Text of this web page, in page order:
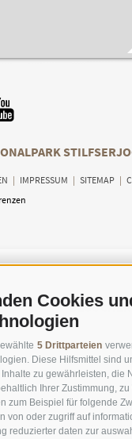
Cookies
5 Drittparteien
Diese Hilfsmittel sind
zu gewährleisten, die
Ihrer Zustimmung,
zum Beispiel für folgende
von oder zugriff auf
reduzierter daten zur
| IMPRESSUM | SITEMAP |
SCHULEN